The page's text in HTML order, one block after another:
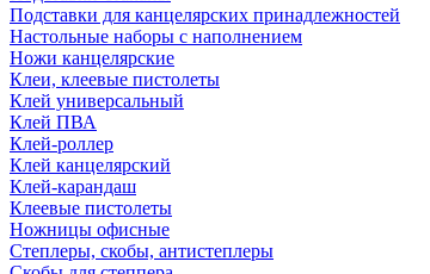
Подставки для канцелярских принадлежностей
Настольные наборы с наполнением
Ножи канцелярские
Клеи, клеевые пистолеты
Клей универсальный
Клей ПВА
Клей-роллер
Клей канцелярский
Клей-карандаш
Клеевые пистолеты
Ножницы офисные
Степлеры, скобы, антистеплеры